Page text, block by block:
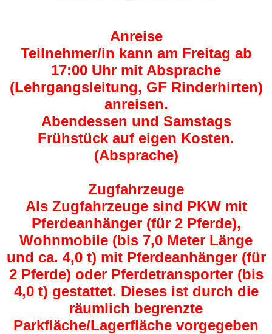
Anreise
Teilnehmer/in kann am Freitag ab
17:00 Uhr mit Absprache
(Lehrgangsleitung, GF Rinderhirten)
anreisen.
Abendessen und Samstags
Frühstück auf eigen Kosten.
(Absprache)
Zugfahrzeuge
Als Zugfahrzeuge sind PKW mit
Pferdeanhänger (für 2 Pferde),
Wohnmobile (bis 7,0 Meter Länge
und ca. 4,0 t) mit Pferdeanhänger (für
2 Pferde) oder Pferdetransporter (bis
4,0 t) gestattet. Dieses ist durch die
räumlich begrenzte
Parkfläche/Lagerfläche vorgegeben